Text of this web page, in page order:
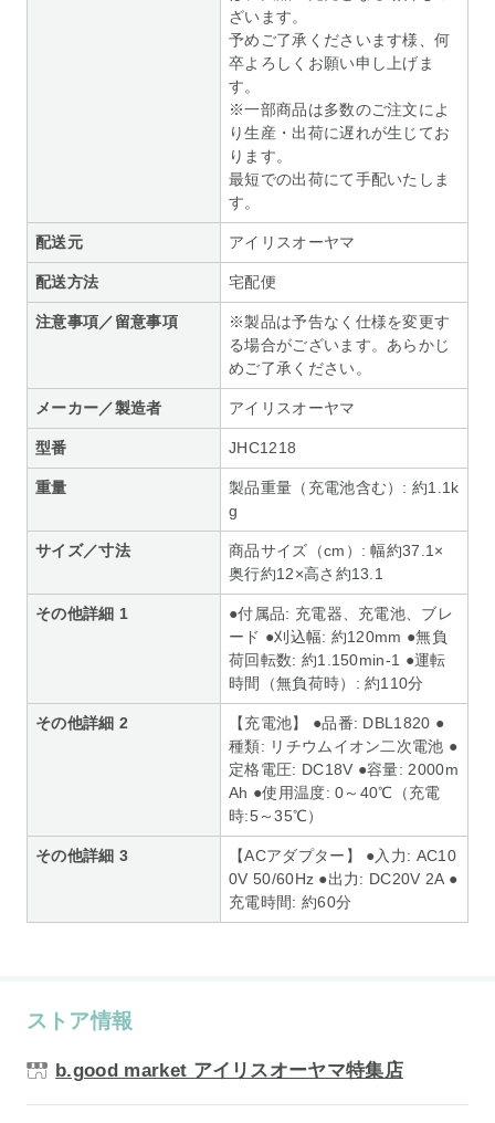
ざいます。
予めご了承くださいます様、何
卒よろしくお願い申し上げま
す。
※一部商品は多数のご注文によ
り生産・出荷に遅れが生じてお
ります。
最短での出荷にて手配いたしま
す。
配送元 アイリスオーヤマ
配送方法 宅配便
注意事項／留意事項
※製品は予告なく仕様を変更す
る場合がございます。あらかじ
めご了承ください。
メーカー／製造者 アイリスオーヤマ
型番 JHC1218
重量
製品重量（充電池含む）: 約1.1k
g
サイズ／寸法
商品サイズ（cm）: 幅約37.1×
奥行約12×高さ約13.1
その他詳細 1
●付属品: 充電器、充電池、ブレ
ード ●刈込幅: 約120mm ●無負
荷回転数: 約1.150min-1 ●運転
時間（無負荷時）: 約110分
その他詳細 2
【充電池】 ●品番: DBL1820 ●
種類: リチウムイオン二次電池 ●
定格電圧: DC18V ●容量: 2000m
Ah ●使用温度: 0～40℃（充電
時:5～35℃）
その他詳細 3
【ACアダプター】 ●入力: AC10
0V 50/60Hz ●出力: DC20V 2A ●
充電時間: 約60分
ストア情報
b.good market アイリスオーヤマ特集店